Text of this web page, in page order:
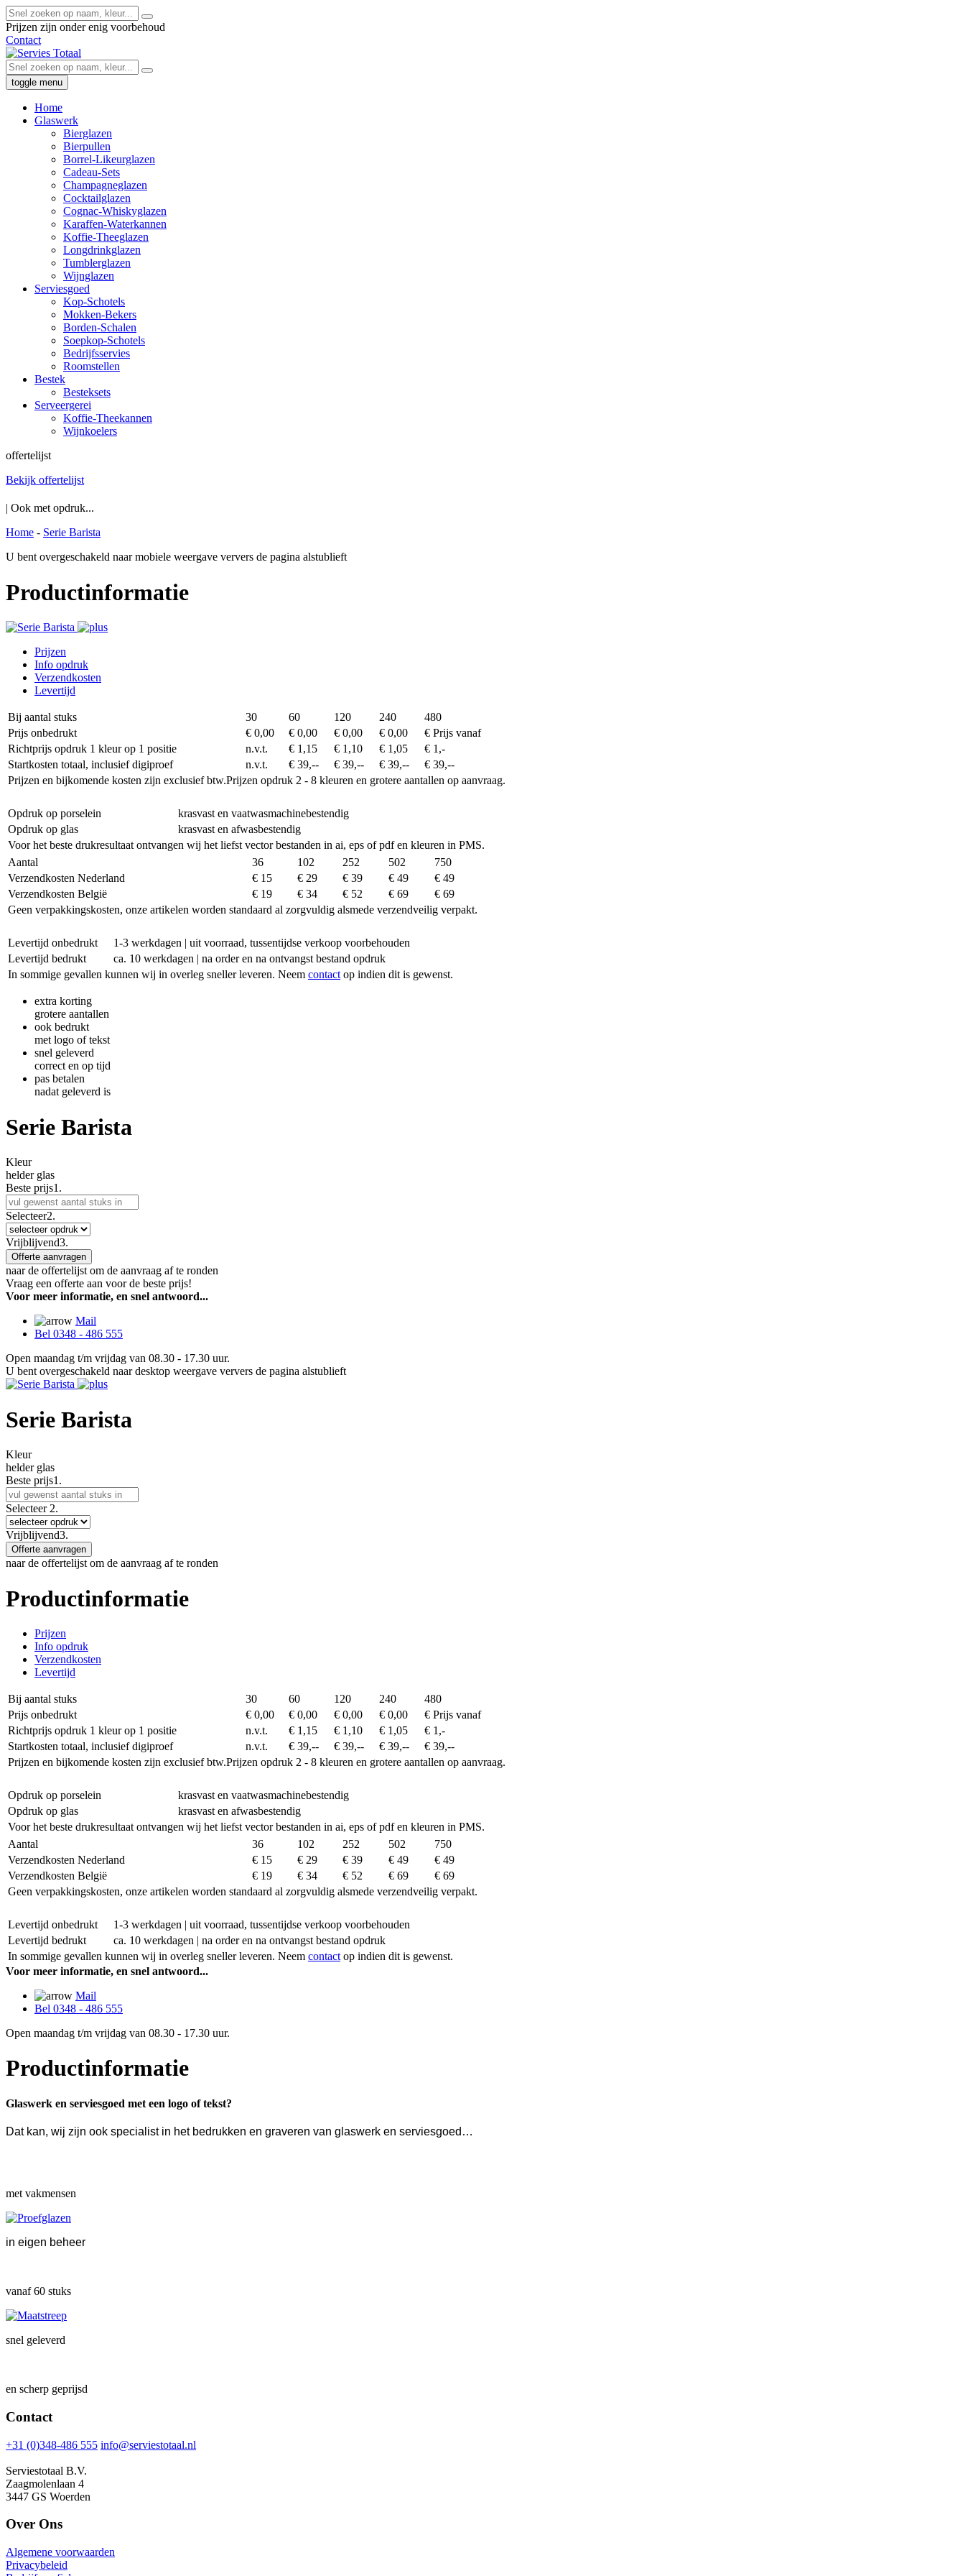
Prijzen zijn onder enig voorbehoud
Contact
toggle menu
Home
Glaswerk
Bierglazen
Bierpullen
Borrel-Likeurglazen
Cadeau-Sets
Champagneglazen
Cocktailglazen
Cognac-Whiskyglazen
Karaffen-Waterkannen
Koffie-Theeglazen
Longdrinkglazen
Tumblerglazen
Wijnglazen
Serviesgoed
Kop-Schotels
Mokken-Bekers
Borden-Schalen
Soepkop-Schotels
Bedrijfsservies
Roomstellen
Bestek
Besteksets
Serveergerei
Koffie-Theekannen
Wijnkoelers
offertelijst
Bekijk offertelijst
| Ook met opdruk...
Home - Serie Barista
U bent overgeschakeld naar mobiele weergave ververs de pagina alstublieft
Productinformatie
Prijzen
Info opdruk
Verzendkosten
Levertijd
Bij aantal stuks 30 60 120 240
480
Prijs onbedrukt
€ 0,00 € 0,00 € 0,00 € 0,00
€ Prijs vanaf
Richtprijs opdruk 1 kleur op 1 positie
n.v.t. € 1,15 € 1,10 € 1,05
€ 1,-
Startkosten totaal, inclusief digiproef
n.v.t. € 39,-- € 39,-- € 39,--
€ 39,--
Prijzen en bijkomende kosten zijn exclusief btw.Prijzen opdruk 2 - 8 kleuren en grotere aantallen op aanvraag.
Opdruk op porselein
krasvast en vaatwasmachinebestendig
Opdruk op glas
krasvast en afwasbestendig
Voor het beste drukresultaat ontvangen wij het liefst vector bestanden in ai, eps of pdf en kleuren in PMS.
Aantal
36 102 252 502
750
Verzendkosten Nederland
€ 15 € 29 € 39 € 49
€ 49
Verzendkosten België
€ 19 € 34 € 52 € 69
€ 69
Geen verpakkingskosten, onze artikelen worden standaard al zorgvuldig alsmede verzendveilig verpakt.
Levertijd onbedrukt
1-3 werkdagen | uit voorraad, tussentijdse verkoop voorbehouden
Levertijd bedrukt
ca. 10 werkdagen | na order en na ontvangst bestand opdruk
In sommige gevallen kunnen wij in overleg sneller leveren. Neem contact op indien dit is gewenst.
extra korting
grotere aantallen
ook bedrukt
met logo of tekst
snel geleverd
correct en op tijd
pas betalen
nadat geleverd is
Serie Barista
Kleur
helder glas
Beste prijs1.
Selecteer2.
Vrijblijvend3.
Offerte aanvragen
naar de offertelijst om de aanvraag af te ronden
Vraag een offerte aan voor de beste prijs!
Voor meer informatie, en snel antwoord...
Mail
Bel 0348 - 486 555
Open maandag t/m vrijdag van 08.30 - 17.30 uur.
U bent overgeschakeld naar desktop weergave ververs de pagina alstublieft
Serie Barista
Kleur
helder glas
Beste prijs1.
Selecteer 2.
Vrijblijvend3.
Offerte aanvragen
naar de offertelijst om de aanvraag af te ronden
Productinformatie
Prijzen
Info opdruk
Verzendkosten
Levertijd
Bij aantal stuks 30 60 120 240
480
Prijs onbedrukt
€ 0,00 € 0,00 € 0,00 € 0,00
€ Prijs vanaf
Richtprijs opdruk 1 kleur op 1 positie
n.v.t. € 1,15 € 1,10 € 1,05
€ 1,-
Startkosten totaal, inclusief digiproef
n.v.t. € 39,-- € 39,-- € 39,--
€ 39,--
Prijzen en bijkomende kosten zijn exclusief btw.Prijzen opdruk 2 - 8 kleuren en grotere aantallen op aanvraag.
Opdruk op porselein
krasvast en vaatwasmachinebestendig
Opdruk op glas
krasvast en afwasbestendig
Voor het beste drukresultaat ontvangen wij het liefst vector bestanden in ai, eps of pdf en kleuren in PMS.
Aantal
36 102 252 502
750
Verzendkosten Nederland
€ 15 € 29 € 39 € 49
€ 49
Verzendkosten België
€ 19 € 34 € 52 € 69
€ 69
Geen verpakkingskosten, onze artikelen worden standaard al zorgvuldig alsmede verzendveilig verpakt.
Levertijd onbedrukt
1-3 werkdagen | uit voorraad, tussentijdse verkoop voorbehouden
Levertijd bedrukt
ca. 10 werkdagen | na order en na ontvangst bestand opdruk
In sommige gevallen kunnen wij in overleg sneller leveren. Neem contact op indien dit is gewenst.
Voor meer informatie, en snel antwoord...
Mail
Bel 0348 - 486 555
Open maandag t/m vrijdag van 08.30 - 17.30 uur.
Productinformatie
Glaswerk en serviesgoed met een logo of tekst?
Dat kan, wij zijn ook specialist in het bedrukken en graveren van glaswerk en serviesgoed…
met vakmensen
in eigen beheer
vanaf 60 stuks
snel geleverd
en scherp geprijsd
Contact
+31 (0)348-486 555 info@serviestotaal.nl
Serviestotaal B.V.
Zaagmolenlaan 4
3447 GS Woerden
Over Ons
Algemene voorwaarden
Privacybeleid